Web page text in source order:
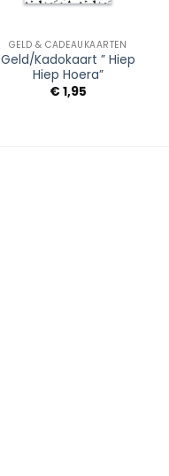
GELD & CADEAUKAARTEN
Geld/Kadokaart ” Hiep
Hiep Hoera”
€1,95